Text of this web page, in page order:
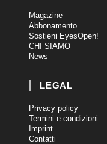
Magazine
Abbonamento
Sostieni EyesOpen!
CHI SIAMO
News
LEGAL
Privacy policy
Termini e condizioni
Imprint
Contatti